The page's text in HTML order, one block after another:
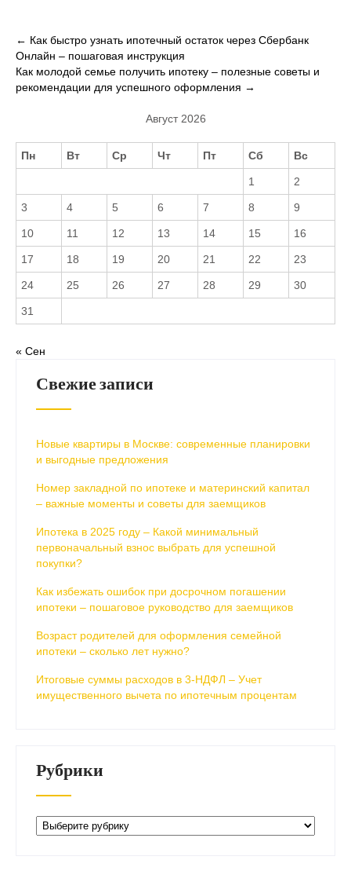
Навигация
по
записям
← Как быстро узнать ипотечный остаток через Сбербанк
Онлайн – пошаговая инструкция
Как молодой семье получить ипотеку – полезные советы и
рекомендации для успешного оформления →
Август 2026
Пн Вт Ср Чт Пт Сб Вс
1 2
3 4 5 6 7 8 9
10 11 12 13 14 15 16
17 18 19 20 21 22 23
24 25 26 27 28 29 30
31
« Сен
Свежие записи
Новые квартиры в Москве: современные планировки
и выгодные предложения
Номер закладной по ипотеке и материнский капитал
– важные моменты и советы для заемщиков
Ипотека в 2025 году – Какой минимальный
первоначальный взнос выбрать для успешной
покупки?
Как избежать ошибок при досрочном погашении
ипотеки – пошаговое руководство для заемщиков
Возраст родителей для оформления семейной
ипотеки – сколько лет нужно?
Итоговые суммы расходов в 3-НДФЛ – Учет
имущественного вычета по ипотечным процентам
Рубрики
Рубрики